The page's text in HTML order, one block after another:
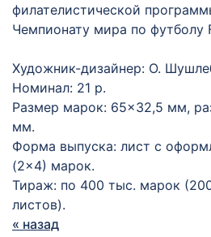
филателистической
Чемпионату мира по футболу
Художник-дизайнер: О.
Номинал: 21 р.
Размер марок: 65×32,5 мм,
мм.
Форма выпуска: лист с
(2×4) марок.
Тираж: по 400 тыс. марок
листов).
« назад